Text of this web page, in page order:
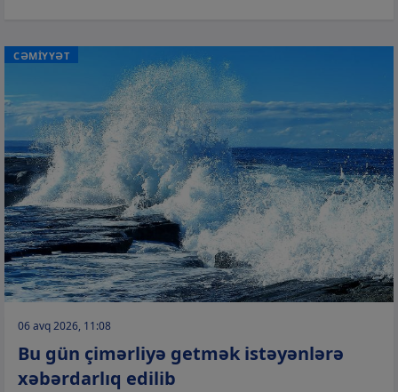
CƏMİYYƏT
06 avq 2026, 11:08
Bu gün çimərliyə getmək istəyənlərə
xəbərdarlıq edilib